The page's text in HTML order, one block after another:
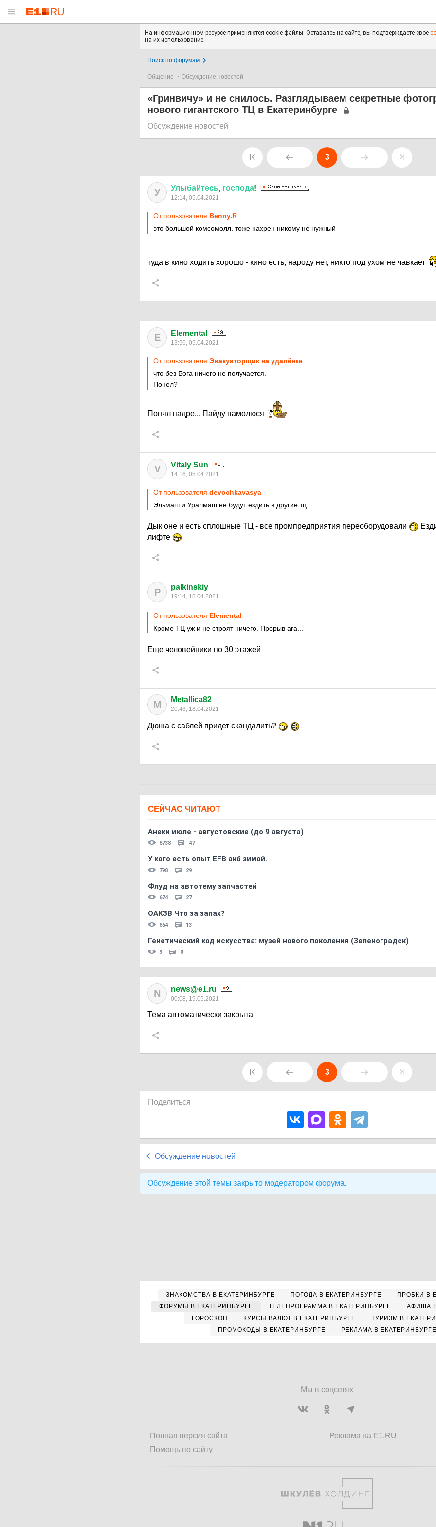
На информационном ресурсе применяются cookie-файлы. Оставаясь на сайте, вы подтверждаете свое
на их использование.
Поиск по форумам
Общение Обсуждение новостей
«Гринвичу» и не снилось. Разглядываем секретные
нового гигантского ТЦ в Екатеринбурге
Обсуждение новостей
3
У Улыбайтесь, господа!
12:14, 05.04.2021
От пользователя Benny.R
это большой комсомолл. тоже нахрен никому не нужный
туда в кино ходить хорошо - кино есть, народу нет, никто под ухом не чавкает
E Elemental
13:56, 05.04.2021
От пользователя Эвакуаторщик на удалёнке
что без Бога ничего не получается.
Понел?
Понял падре... Пайду памолюся
V Vitaly Sun
14:16, 05.04.2021
От пользователя devochkavasya
Эльмаш и Уралмаш не будут ездить в другие тц
Дык оне и есть сплошные ТЦ - все промпредприятия переоборудовали
лифте
P palkinskiy
19:14, 18.04.2021
От пользователя Elemental
Кроме ТЦ уж и не строят ничего. Прорыв ага...
Еще человейники по 30 этажей
M Metallica82
20:43, 18.04.2021
Дюша с саблей придет скандалить?
СЕЙЧАС ЧИТАЮТ
Анеки июле - августовские (до 9 августа)
6738 47
У кого есть опыт EFB акб зимой.
798 29
Флуд на автотему запчастей
674 27
ОАКЗВ Что за запах?
664 13
Генетический код искусства: музей нового поколения (Зеленоградск)
9 0
N news@e1.ru
00:08, 19.05.2021
Тема автоматически закрыта.
3
Поделиться
Обсуждение новостей
Обсуждение этой темы закрыто модератором форума.
ЗНАКОМСТВА В ЕКАТЕРИНБУРГЕ ПОГОДА В ЕКАТЕРИНБУРГЕ
ПРОБКИ В
ФОРУМЫ В ЕКАТЕРИНБУРГЕ
ТЕЛЕПРОГРАММА В ЕКАТЕРИНБУРГЕ
АФИША
ГОРОСКОП
КУРСЫ ВАЛЮТ В ЕКАТЕРИНБУРГЕ
ТУРИЗМ В
ПРОМОКОДЫ В ЕКАТЕРИНБУРГЕ
РЕКЛАМА В ЕКАТЕРИНБУРГЕ
Мы в соцсетях
Полная версия сайта
Помощь по сайту
Реклама на E1.RU